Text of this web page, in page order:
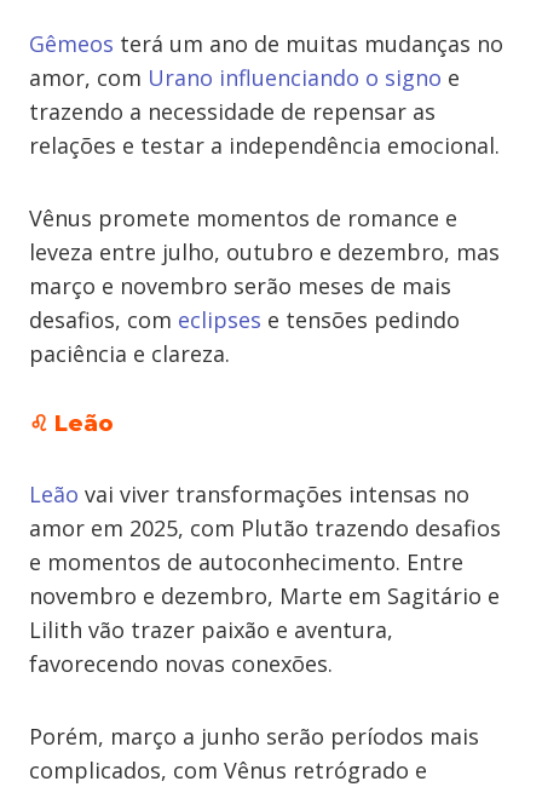
Gêmeos terá um ano de muitas mudanças no
amor, com Urano influenciando o signo e
trazendo a necessidade de repensar as
relações e testar a independência emocional.
Vênus promete momentos de romance e
leveza entre julho, outubro e dezembro, mas
março e novembro serão meses de mais
desafios, com eclipses e tensões pedindo
paciência e clareza.
♌ Leão
Leão vai viver transformações intensas no
amor em 2025, com Plutão trazendo desafios
e momentos de autoconhecimento. Entre
novembro e dezembro, Marte em Sagitário e
Lilith vão trazer paixão e aventura,
favorecendo novas conexões.
Porém, março a junho serão períodos mais
complicados, com Vênus retrógrado e